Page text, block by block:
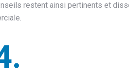
restent ainsi pertinents et